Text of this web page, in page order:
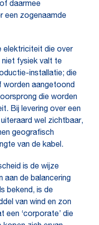
daarmee
een zogenaamde
elektriciteit die over
fysiek valt te
installatie; die
worden aangetoond
die worden
Bij levering over een
wel zichtbaar,
geografisch
van de kabel.
is de wijze
aan de balancering
bekend, is de
van wind en zon
‘corporate’ die